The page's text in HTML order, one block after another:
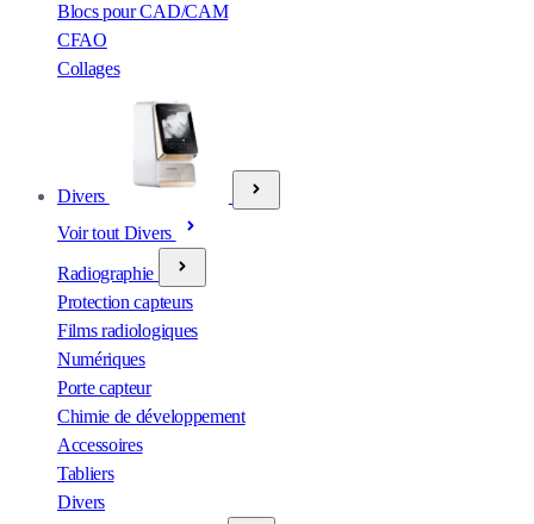
Blocs pour CAD/CAM
CFAO
Collages
Divers
Voir tout Divers
Radiographie
Protection capteurs
Films radiologiques
Numériques
Porte capteur
Chimie de développement
Accessoires
Tabliers
Divers